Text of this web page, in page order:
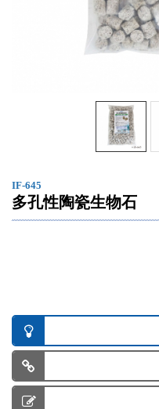
IF-645
多孔性陶瓷生物石